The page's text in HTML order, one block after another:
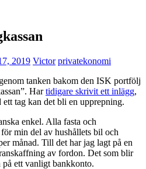
2019 Victor privatekonomi
tanken bakom den ISK portfölj
Hartidigare skrivit ett inlägg,
tag kan det bli en upprepning.
enkel. Alla fasta och
min del av hushållets bil och
månad. Till det har jag lagt på en
av fordon. Det som blir
på ett vanligt bankkonto.